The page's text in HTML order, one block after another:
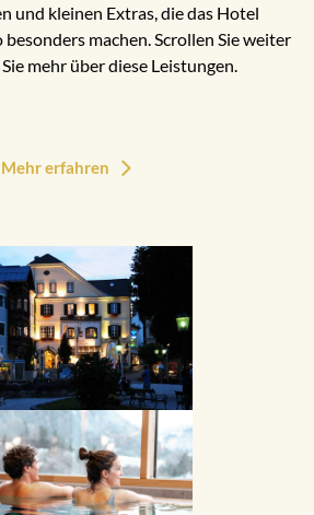
und kleinen Extras, die das Hotel
besonders machen. Scrollen Sie weiter
mehr über diese Leistungen.
Mehr erfahren